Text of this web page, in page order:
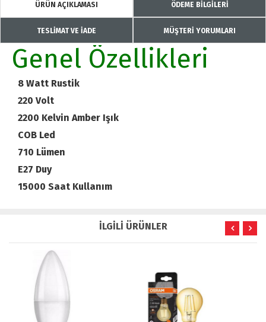
ÜRÜN AÇIKLAMASI ÖDEME BİLGİLERİ
TESLİMAT VE İADE MÜŞTERİ YORUMLARI
Genel Özellikleri
8 Watt Rustik
220 Volt
2200 Kelvin Amber Işık
COB Led
710 Lümen
E27 Duy
15000 Saat Kullanım
İLGİLİ ÜRÜNLER